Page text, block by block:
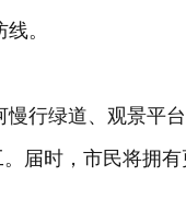
。
行绿道、观景平
届时，市民将拥